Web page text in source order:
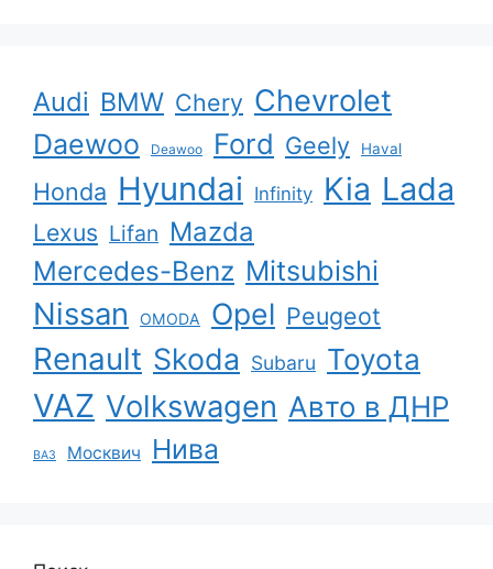
Audi BMW Chery Chevrolet
Daewoo Deawoo Ford Geely Haval
Honda Hyundai Infinity Kia Lada
Lexus Lifan Mazda
Mercedes-Benz Mitsubishi
Nissan OMODA Opel Peugeot
Renault Skoda Subaru Toyota
VAZ Volkswagen Авто в ДНР
ВАЗ Москвич Нива